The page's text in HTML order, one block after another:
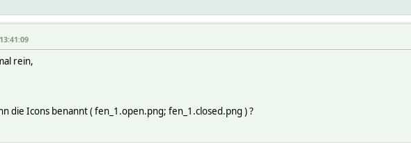
rein,
die Icons benannt ( fen_1.open.png; fen_1.closed.png ) ?